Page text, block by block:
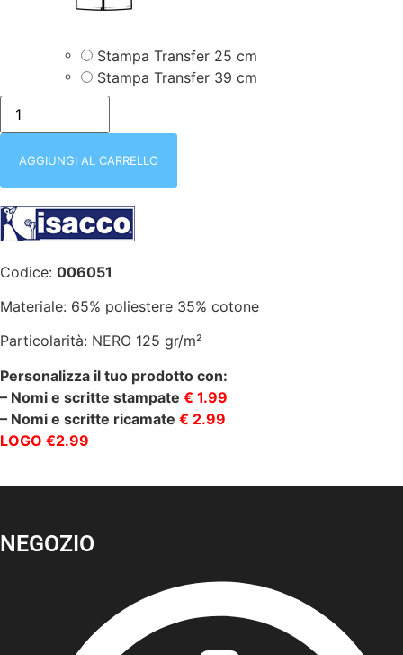
Stampa Transfer 25 cm
Stampa Transfer 39 cm
isacco-
006051-
KIMONO
NERO
65%
POLIESTERE
35%
COTONE
quantità
AGGIUNGI AL CARRELLO
Codice: 006051
Materiale: 65% poliestere 35% cotone
Particolarità: NERO 125 gr/m²
Personalizza il tuo prodotto con:
– Nomi e scritte stampate € 1.99
– Nomi e scritte ricamate € 2.99
LOGO €2.99
NEGOZIO